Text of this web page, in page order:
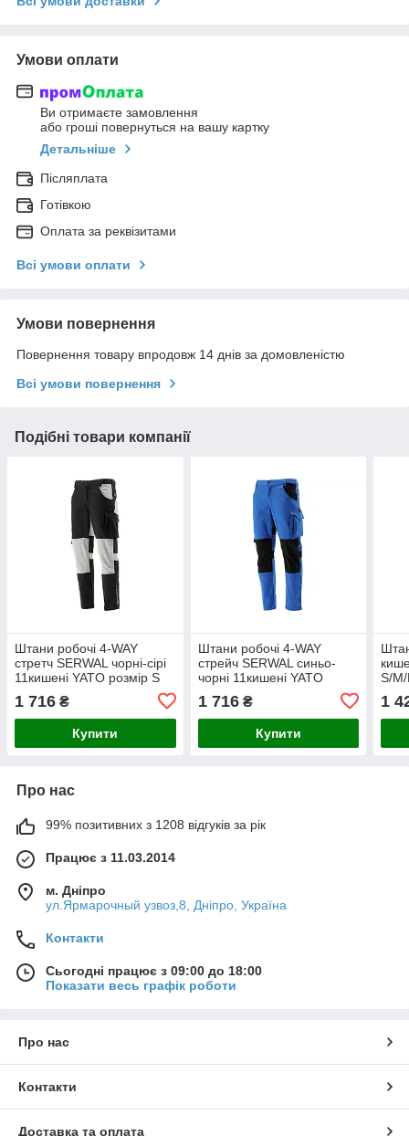
Умови оплати
Ви отримаєте замовлення
або гроші повернуться на вашу картку
Детальніше
Післяплата
Готівкою
Оплата за реквізитами
Всі умови оплати
Умови повернення
Повернення товару впродовж 14 днів за домовленістю
Всі умови повернення
Подібні товари компанії
Штани робочі 4-WAY
стретч SERWAL чорні-сірі
11кишені YATO розмір S
1 716 ₴
Купити
Штани робочі 4-WAY
стрейч SERWAL синьо-
чорні 11кишені YATO
1 716₴
Купити
S/
1
Про нас
99% позитивних з 1208 відгуків за рік
Працює з 11.03.2014
м. Дніпро
ул.Ярмарочный узвоз,8, Дніпро, Україна
Контакти
Сьогодні працює з 09:00 до 18:00
Показати весь графік роботи
Про нас
Контакти
Доставка та оплата